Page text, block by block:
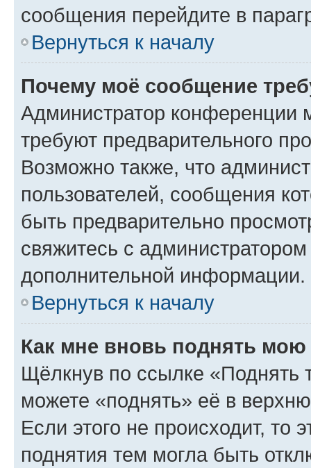
сообщения перейдите в
Вернуться к началу
Почему моё сообщение
Администратор конференции
требуют предварительного
Возможно также, что
пользователей, сообщения
быть предварительно
свяжитесь с
дополнительной информации.
Вернуться к началу
Как мне вновь поднять мою
Щёлкнув по ссылке «Поднять
можете «поднять» её в
Если этого не происходит, то
поднятия тем могла быть